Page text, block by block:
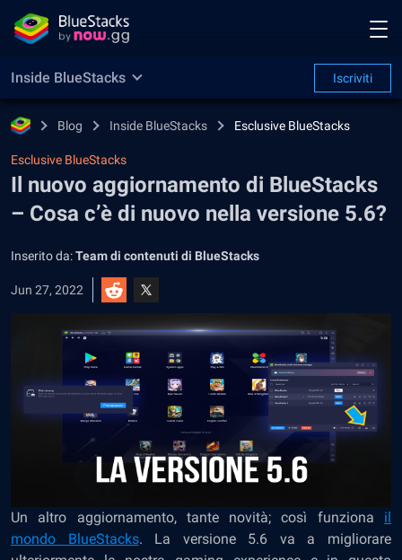
Inside BlueStacks Iscriviti
Blog Inside BlueStacks Esclusive BlueStacks
Esclusive BlueStacks
Il nuovo aggiornamento di BlueStacks
– Cosa c’è di nuovo nella versione 5.6?
Inserito da:Team di contenuti di BlueStacks
Jun 27, 2022
Un altro aggiornamento, tante novità; così funziona il
mondo BlueStacks. La versione 5.6 va a migliorare